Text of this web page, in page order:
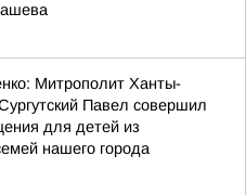
Митрополит Ханты-
Павел совершил
для детей из
нашего города